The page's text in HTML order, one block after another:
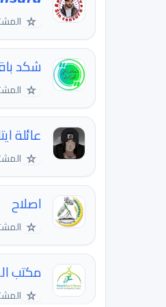
☆
شكد
☆
عائلة
☆
اصلاح
☆
مكتب
☆